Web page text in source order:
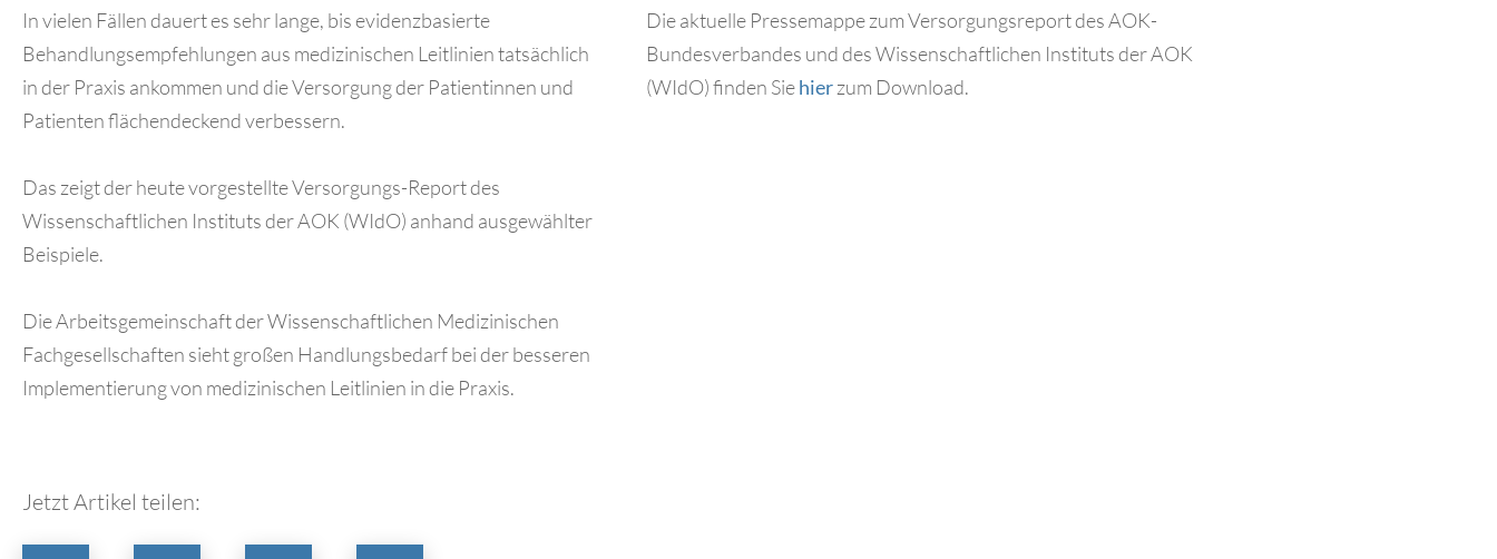
In vielen Fällen dauert es sehr lange, bis evidenzbasierte
Behandlungsempfehlungen aus medizinischen Leitlinien tatsächlich
in der Praxis ankommen und die Versorgung der Patientinnen und
Patienten flächendeckend verbessern.
Das zeigt der heute vorgestellte Versorgungs-Report des
Wissenschaftlichen Instituts der AOK (WIdO) anhand ausgewählter
Beispiele.
Die Arbeitsgemeinschaft der Wissenschaftlichen Medizinischen
Fachgesellschaften sieht großen Handlungsbedarf bei der besseren
Implementierung von medizinischen Leitlinien in die Praxis.
Die aktuelle Pressemappe zum Versorgungsreport des AOK-
Bundesverbandes und des Wissenschaftlichen Instituts der AOK
(WIdO) finden Siehierzum Download.
Jetzt Artikel teilen: